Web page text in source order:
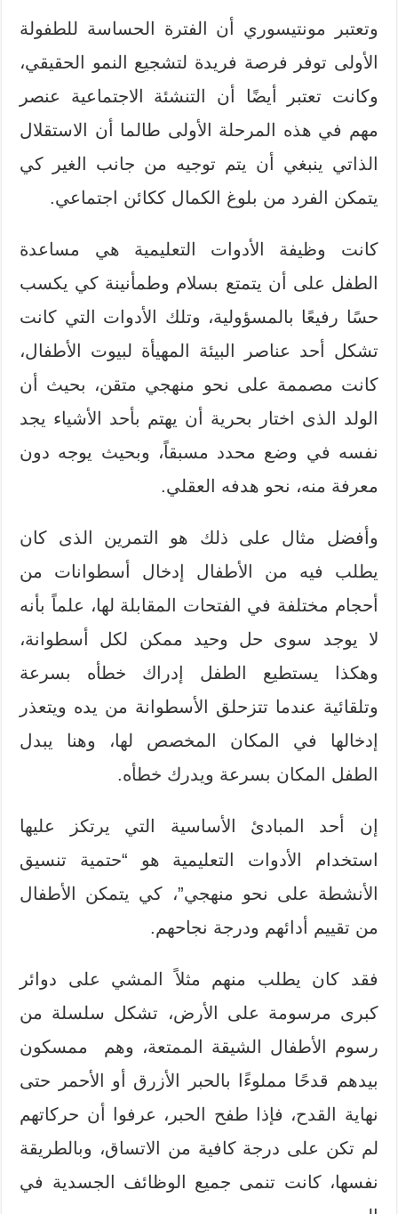
وتعتبر مونتيسوري أن الفترة الحساسة للطفولة
الأولى توفر فرصة فريدة لتشجيع النمو الحقيقي،
وكانت تعتبر أيضًا أن التنشئة الاجتماعية عنصر
مهم في هذه المرحلة الأولى طالما أن الاستقلال
الذاتي ينبغي أن يتم توجيه من جانب الغير كي
يتمكن الفرد من بلوغ الكمال ككائن اجتماعي.
كانت وظيفة الأدوات التعليمية هي مساعدة
الطفل على أن يتمتع بسلام وطمأنينة كي يكسب
حسًا رفيعًا بالمسؤولية، وتلك الأدوات التي كانت
تشكل أحد عناصر البيئة المهيأة لبيوت الأطفال،
كانت مصممة على نحو منهجي متقن، بحيث أن
الولد الذى اختار بحرية أن يهتم بأحد الأشياء يجد
نفسه في وضع محدد مسبقاً، وبحيث يوجه دون
معرفة منه، نحو هدفه العقلي.
وأفضل مثال على ذلك هو التمرين الذى كان
يطلب فيه من الأطفال إدخال أسطوانات من
أحجام مختلفة في الفتحات المقابلة لها، علماً بأنه
لا يوجد سوى حل وحيد ممكن لكل أسطوانة،
وهكذا يستطيع الطفل إدراك خطأه بسرعة
وتلقائية عندما تتزحلق الأسطوانة من يده ويتعذر
إدخالها في المكان المخصص لها، وهنا يبدل
الطفل المكان بسرعة ويدرك خطأه.
إن أحد المبادئ الأساسية التي يرتكز عليها
استخدام الأدوات التعليمية هو “حتمية تنسيق
الأنشطة على نحو منهجي”، كي يتمكن الأطفال
من تقييم أدائهم ودرجة نجاحهم.
فقد كان يطلب منهم مثلاً المشي على دوائر
كبرى مرسومة على الأرض، تشكل سلسلة من
رسوم الأطفال الشيقة الممتعة، وهم ممسكون
بيدهم قدحًا مملوءًا بالحبر الأزرق أو الأحمر حتى
نهاية القدح، فإذا طفح الحبر، عرفوا أن حركاتهم
لم تكن على درجة كافية من الاتساق، وبالطريقة
نفسها، كانت تنمى جميع الوظائف الجسدية في